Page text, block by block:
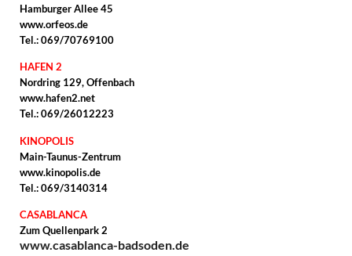
Hamburger Allee 45
www.orfeos.de
Tel.: 069/70769100
HAFEN 2
Nordring 129, Offenbach
www.hafen2.net
Tel.: 069/26012223
KINOPOLIS
Main-Taunus-Zentrum
www.kinopolis.de
Tel.: 069/3140314
CASABLANCA
Zum Quellenpark 2
www.casablanca-badsoden.de